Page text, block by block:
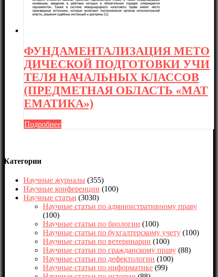
ФУНДАМЕНТАЛИЗАЦИЯ МЕТО
ДИЧЕСКОЙ ПОДГОТОВКИ УЧИ
ТЕЛЯ НАЧАЛЬНЫХ КЛАССОВ
(ПРЕДМЕТНАЯ ОБЛАСТЬ «МАТ
ЕМАТИКА»)
Подробнее
Категории
Научные журналы (355)
Научные конференции (100)
Научные статьи (3030)
Научные статьи по административному праву
(100)
Научные статьи по биологии (100)
Научные статьи по бухгалтерскому учету (100)
Научные статьи по ветеринарии (100)
Научные статьи по гражданскому праву (88)
Научные статьи по дефектологии (100)
Научные статьи по информатике (99)